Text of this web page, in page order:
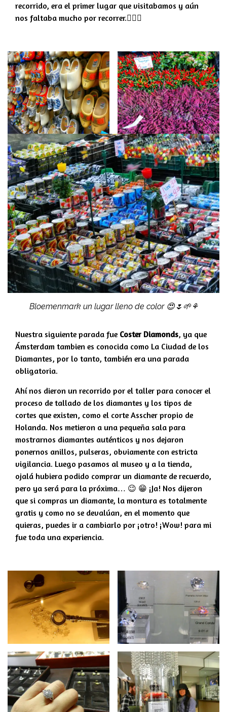
recorrido, era el primer lugar que visitabamos y aún
nos faltaba mucho por recorrer.🤷🏻‍♀️
Bloemenmark un lugar lleno de color 😍🌷🌱⚘
Nuestra siguiente parada fue Coster Diamonds, ya que
Ámsterdam tambien es conocida como La Ciudad de los
Diamantes, por lo tanto, también era una parada
obligatoria.
Ahí nos dieron un recorrido por el taller para conocer el
proceso de tallado de los diamantes y los tipos de
cortes que existen, como el corte Asscher propio de
Holanda. Nos metieron a una pequeña sala para
mostrarnos diamantes auténticos y nos dejaron
ponernos anillos, pulseras, obviamente con estricta
vigilancia. Luego pasamos al museo y a la tienda,
ojalá hubiera podido comprar un diamante de recuerdo,
pero ya será para la próxima… 😉 😁 ¡Ja! Nos dijeron
que si compras un diamante, la montura es totalmente
gratis y como no se devalúan, en el momento que
quieras, puedes ir a cambiarlo por ¡otro! ¡Wow! para mi
fue toda una experiencia.